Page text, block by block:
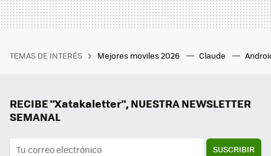
TEMAS DE INTERÉS Mejores moviles 2026 Claude
RECIBE "Xatakaletter", NUESTRA NEWSLETTER
SEMANAL
SUSCRIBIR